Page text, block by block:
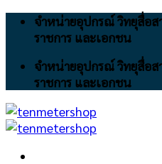
Skip
จำหน่ายอุปกรณ์ วิทยุสื่อส
ราชการ และเอกชน
จำหน่ายอุปกรณ์ วิทยุสื่อส
ราชการ และเอกชน